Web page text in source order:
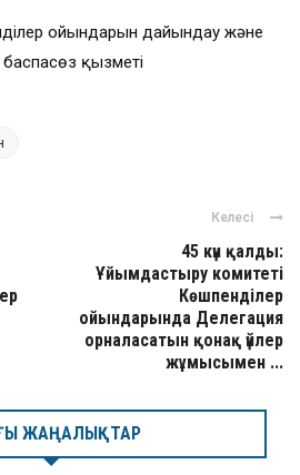
ойындарын дайындау және
қызметі
Келесі
45 күн қалды:
Ұйымдастыру комитеті
Көшпенділер
ойындарында Делегация
орналасатын қонақ үйлер
жұмысымен ...
ЖАҢАЛЫҚТАР